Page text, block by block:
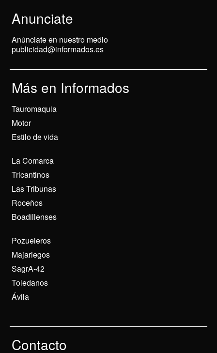
Anunciate
Anúnciate en nuestro medio
publicidad@informados.es
Más en Informados
Tauromaquia
Motor
Estilo de vida
La Comarca
Tricantinos
Las Tribunas
Roceños
Boadillenses
Pozueleros
Majariegos
SagrA-42
Toledanos
Ávila
Contacto